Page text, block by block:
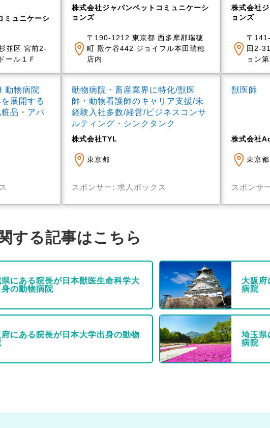
ミュニケーシ
並区 宮前2-
ル１Ｆ
株式会社ジャパンペットコミュニケーシ
ョンズ
〒190-1212 東京都 西多摩郡瑞穂
町 殿ケ谷442 ジョイフル本田瑞穂
店内
株式会社
ョンズ
〒
田2-
ョン
動物病院
展開する
品・アパ
動物病院・畜産業界に特化/獣医
師・動物看護師のキャリア支援/未
経験入社多数/経営/ビジネスコンサ
ルティング・シンクタンク
株式会社TYL
東京都
スポンサー: 求人ボックス
獣医師
株式会社
東京都
スポンサ
する記事はこちら
にある院長が日本獣医生命科学大
の動物病院
大阪府
病院
府にある院長が日本大学出身の動物
埼玉県
病院